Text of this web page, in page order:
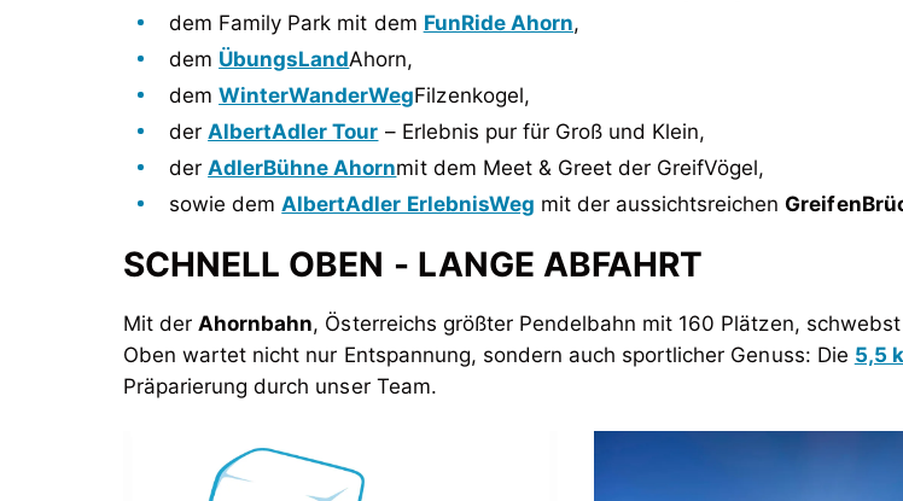
dem Family Park mit dem FunRide Ahorn,
dem ÜbungsLandAhorn,
demWinterWanderWegFilzenkogel,
derAlbertAdler Tour – Erlebnis pur für Groß und Klein,
derAdlerBühne Ahornmit dem Meet & Greet der GreifVögel,
sowie demAlbertAdler ErlebnisWeg mit der aussichtsreichen
SCHNELL OBEN - LANGE ABFAHRT
Mit derAhornbahn, Österreichs größter Pendelbahn mit 160 Plätzen,
Oben wartet nicht nur Entspannung, sondern auch sportlicher Genuss: Die 5,5
Präparierung durch unser Team.